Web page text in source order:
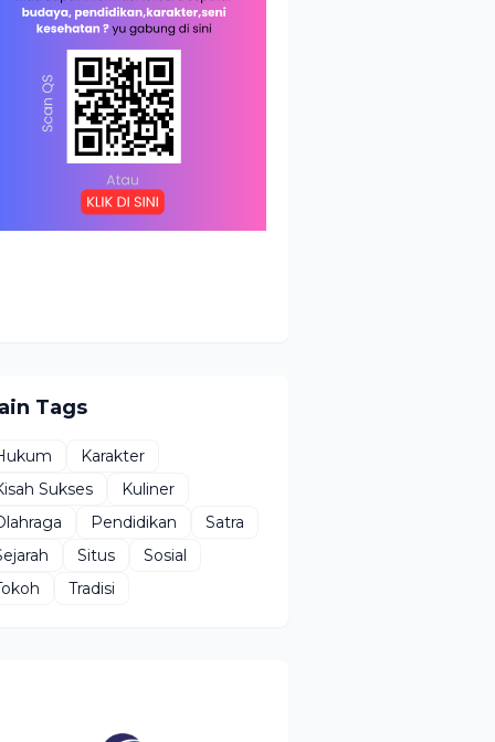
Tags
Karakter
Sukses
Kuliner
Pendidikan
Satra
Situs
Sosial
Tradisi